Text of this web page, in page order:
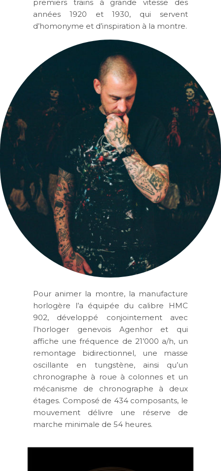
premiers trains à grande vitesse des
années 1920 et 1930, qui servent
d’homonyme et d’inspiration à la montre.
Pour animer la montre, la manufacture
horlogère l’a équipée du calibre HMC
902, développé conjointement avec
l’horloger genevois Agenhor et qui
affiche une fréquence de 21’000 a/h, un
remontage bidirectionnel, une masse
oscillante en tungstène, ainsi qu’un
chronographe à roue à colonnes et un
mécanisme de chronographe à deux
étages. Composé de 434 composants, le
mouvement délivre une réserve de
marche minimale de 54 heures.